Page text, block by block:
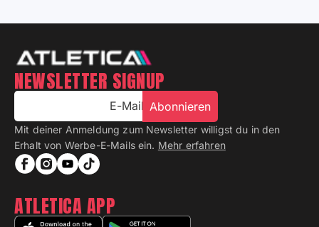
NEWSLETTER SIGNUP
E-Mail Abonnieren
Mit deiner Anmeldung zum Newsletter willigst du in den
Erhalt von Werbe-E-Mails ein. Mehr erfahren
ATLETICA APP